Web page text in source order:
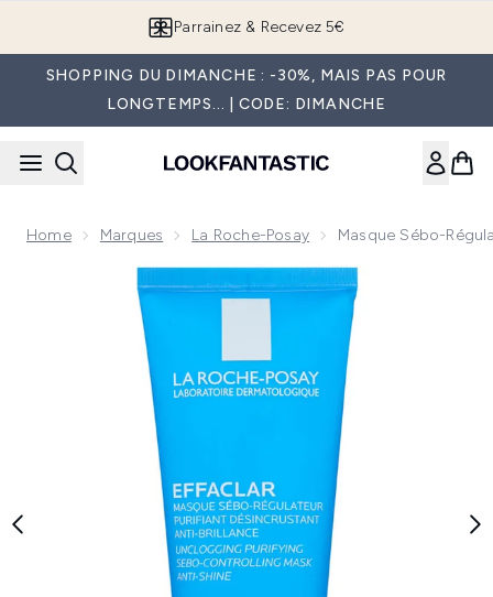
Parrainez & Recevez 5€
SHOPPING DU DIMANCHE : -30%, MAIS PAS POUR
LONGTEMPS... | CODE: DIMANCHE
Home Marques La Roche-Posay Masque Sébo-
Now showing image 1 Masque Sébo-régulateur Effaclar 100